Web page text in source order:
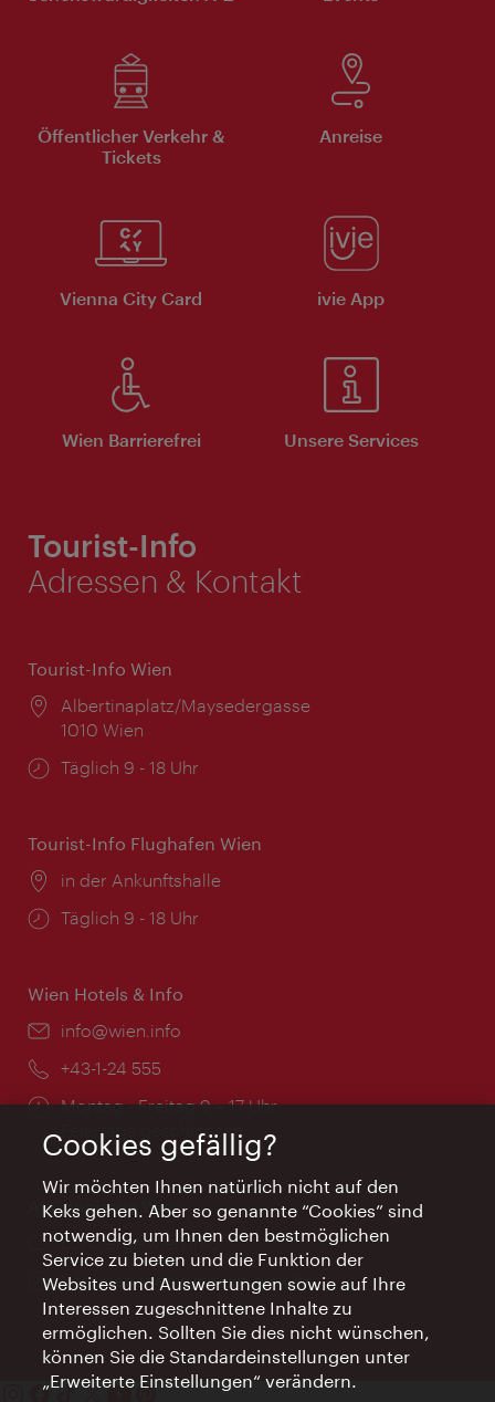
Öffentlicher Verkehr &
Tickets
Anreise
Vienna City Card ivie App
Wien Barrierefrei Unsere Services
Tourist-Info
Adressen & Kontakt
Tourist-Info Wien
Ort:
Albertinaplatz/Maysedergasse
1010 Wien
Öffnungszeiten:
Täglich 9 - 18 Uhr
Tourist-Info Flughafen Wien
Ort:
in der Ankunftshalle
Öffnungszeiten:
Täglich 9 - 18 Uhr
Wien Hotels & Info
Email:
info@wien.info
Telefon:
+43-1-24 555
Öffnungszeiten:
Montag - Freitag 9 – 17 Uhr
Feiertags geschlossen
AI Concierge Wien
Ort:
concierge.wien.info
Öffnungszeiten:
Informationen rund um die Uhr
Cookies gefällig?
Wir möchten Ihnen natürlich nicht auf den
Keks gehen. Aber so genannte “Cookies” sind
notwendig, um Ihnen den bestmöglichen
Service zu bieten und die Funktion der
Websites und Auswertungen sowie auf Ihre
Interessen zugeschnittene Inhalte zu
ermöglichen. Sollten Sie dies nicht wünschen,
können Sie die Standardeinstellungen unter
„Erweiterte Einstellungen“ verändern.